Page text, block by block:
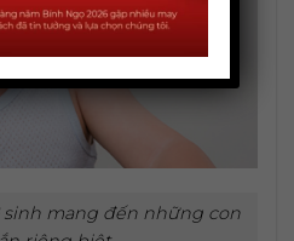
mang đến những con